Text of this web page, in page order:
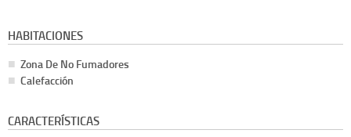
HABITACIONES
Zona De No Fumadores
Calefacción
CARACTERÍSTICAS